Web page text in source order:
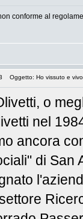
conforme al
Oggetto: Ho vissuto e
o
nel
ancora
di San